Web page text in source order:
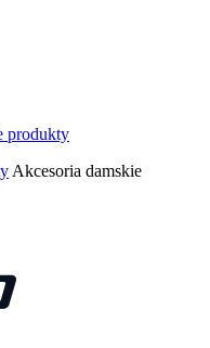
Akcesoria damskie